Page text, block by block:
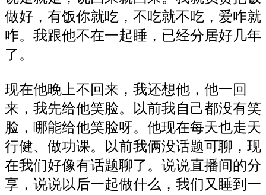
做好，有饭你就吃，不吃就不吃， 爱咋就
咋。我跟他不在一起睡 ， 已经分居好几年
了。
现在他晚上不回来，我还想他 ， 他一回
来，我先给他笑脸。以前我自己都没有笑
脸，哪能给他笑脸呀。 他现在每天也走天
行健、 做功课。以前我俩没话题可聊，现
在我们好像有话题聊了。 说说直播间的分
享，说说以后一起做什么 ， 我们又睡到一